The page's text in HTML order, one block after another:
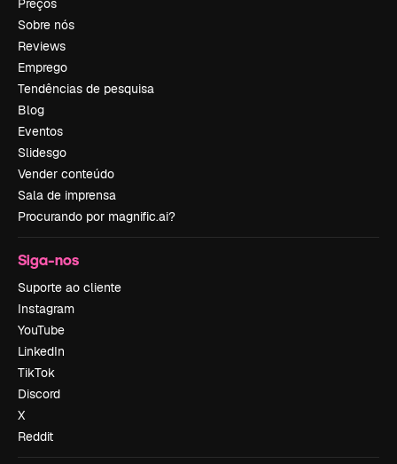
Preços
Sobre nós
Reviews
Emprego
Tendências de pesquisa
Blog
Eventos
Slidesgo
Vender conteúdo
Sala de imprensa
Procurando por magnific.ai?
Siga-nos
Suporte ao cliente
Instagram
YouTube
LinkedIn
TikTok
Discord
X
Reddit